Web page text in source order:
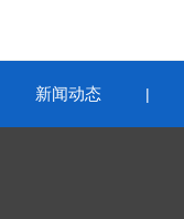
新闻动态 |